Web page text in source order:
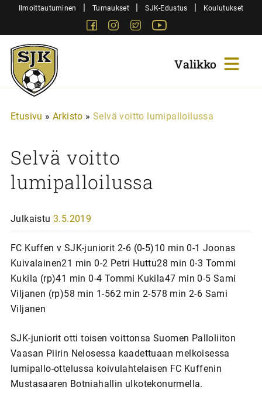
SiirryIlmoittautuminen | Turnaukset | SJK-Edustus | Koulutukset
FacebookInstagram
Twitter
Sjk-
Juniorit
Etusivu » Arkisto » Selvä voitto lumipalloilussa
Selvä voitto
lumipalloilussa
Julkaistu 3.5.2019
FC Kuffen v SJK-juniorit 2-6 (0-5)10 min 0-1 Joonas
Kuivalainen21 min 0-2 Petri Huttu28 min 0-3 Tommi
Kukila (rp)41 min 0-4 Tommi Kukila47 min 0-5 Sami
Viljanen (rp)58 min 1-562 min 2-578 min 2-6 Sami
Viljanen
SJK-juniorit otti toisen voittonsa Suomen Palloliiton
Vaasan Piirin Nelosessa kaadettuaan melkoisessa
lumipallo-ottelussa koivulahtelaisen FC Kuffenin
Mustasaaren Botniahallin ulkotekonurmella.